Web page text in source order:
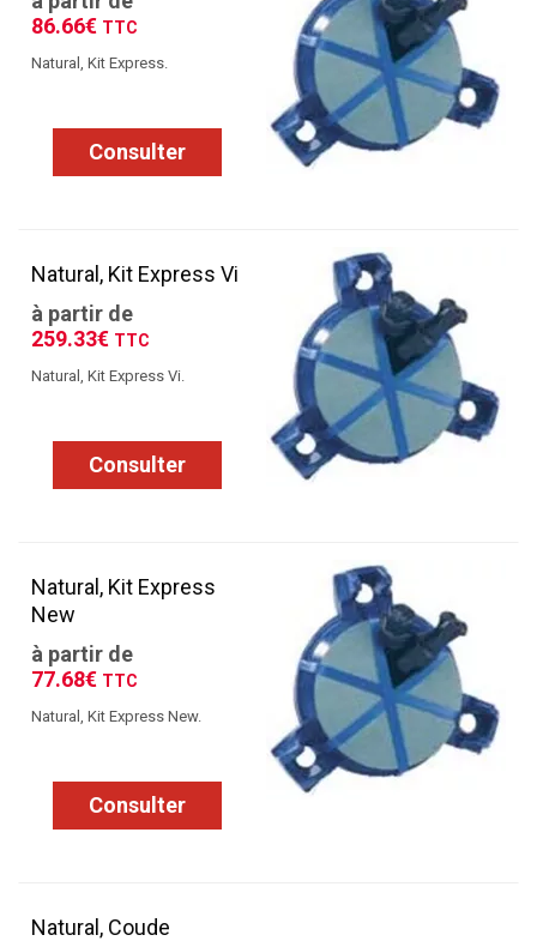
86.66€ TTC
Natural, Kit Express.
Consulter
Natural, Kit Express Vi
à partir de
259.33€ TTC
Natural, Kit Express Vi.
Consulter
Natural, Kit Express
New
à partir de
77.68€ TTC
Natural, Kit Express New.
Consulter
Natural, Coude